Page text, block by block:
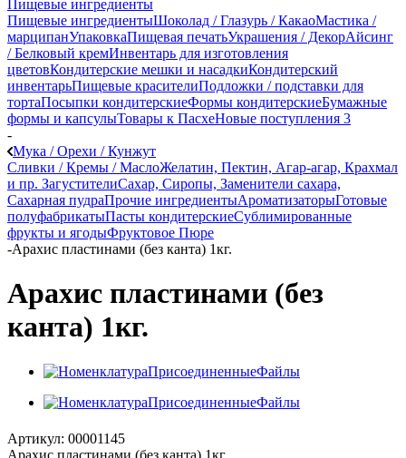
Пищевые ингредиенты
Пищевые ингредиентыШоколад / Глазурь / КакаоМастика /
марципанУпаковкаПищевая печатьУкрашения / ДекорАйсинг
/ Белковый кремИнвентарь для изготовления
цветовКондитерские мешки и насадкиКондитерский
инвентарьПищевые красителиПодложки / подставки для
тортаПосыпки кондитерскиеФормы кондитерскиеБумажные
формы и капсулыТовары к ПасхеНовые поступления 3
-
Мука / Орехи / Кунжут
Сливки / Кремы / МаслоЖелатин, Пектин, Агар-агар, Крахмал
и пр. ЗагустителиСахар, Сиропы, Заменители сахара,
Сахарная пудраПрочие ингредиентыАроматизаторыГотовые
полуфабрикатыПасты кондитерскиеСублимированные
фрукты и ягодыФруктовое Пюре
-Арахис пластинами (без канта) 1кг.
Арахис пластинами (без
канта) 1кг.
Артикул: 00001145
Арахис пластинами (без канта) 1кг.